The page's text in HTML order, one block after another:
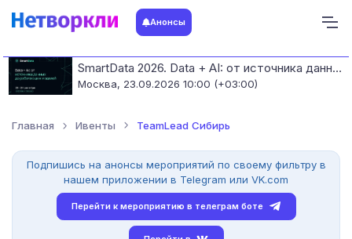
Анонсы
SmartData 2026. Data + AI: от источника данных до работающих моделей
Москва, 23.09.2026 10:00 (+03:00)
Главная Ивенты TeamLead Сибирь
Подпишись на анонсы мероприятий по своему фильтру в
нашем приложении в Telegram или VK.com
Перейти к мероприятию в телеграм боте